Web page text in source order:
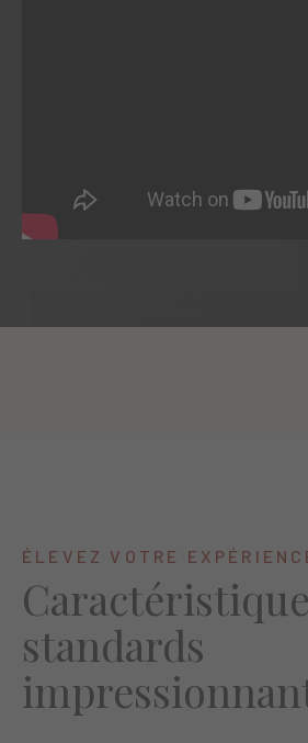
ÉLEVEZ VOTRE
standards